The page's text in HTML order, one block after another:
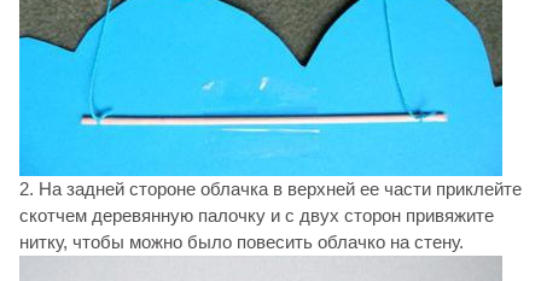
2. На задней стороне облачка в верхней ее части приклейте
скотчем деревянную палочку и с двух сторон привяжите
нитку, чтобы можно было повесить облачко на стену.